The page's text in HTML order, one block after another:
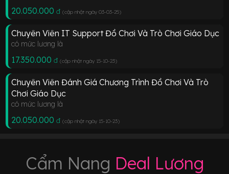
20.050.000 đ (cập nhật ngày 03-03-25)
Chuyên Viên IT Support Đồ Chơi Và Trò Chơi Giáo Dục
có mức lương là
17.350.000 đ (cập nhật ngày 15-10-23)
Chuyên Viên Đánh Giá Chương Trình Đồ Chơi Và Trò
Chơi Giáo Dục
có mức lương là
20.050.000 đ (cập nhật ngày 15-10-23)
Cẩm Nang Deal Lương